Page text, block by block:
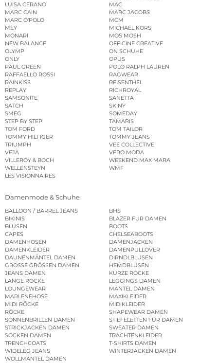
LUISA CERANO
MAC
MARC CAIN
MARC JACOBS
MARC O’POLO
MCM
MEY
MICHAEL KORS
MONARI
MOS MOSH
NEW BALANCE
OFFICINE CREATIVE
OLYMP
ON SCHUHE
ONLY
OPUS
PAUL GREEN
POLO RALPH LAUREN
RAFFAELLO ROSSI
RAGWEAR
RAINKISS
REISENTHEL
REPLAY
RICHROYAL
SAMSONITE
SANETTA
SATCH
SKINY
SMEG
SOMEDAY
STEP BY STEP
TAMARIS
TOM FORD
TOM TAILOR
TOMMY HILFIGER
TOMMY JEANS
TRIUMPH
VEE COLLECTIVE
VEJA
VERO MODA
VILLEROY & BOCH
WEEKEND MAX MARA
WELLENSTEYN
WMF
LES VISIONNAIRES
Damenmode & Schuhe
BALLOON / BARREL JEANS
BHS
BIKINIS
BLAZER FÜR DAMEN
BLUSEN
BOOTS
CAPES
CHELSEABOOTS
DAMENHOSEN
DAMENJACKEN
DAMENKLEIDER
DAMENPULLOVER
DAUNENMÄNTEL DAMEN
DIRNDLBLUSEN
GROSSE GRÖSSEN DAMEN
HEMDBLUSEN
JEANS DAMEN
KURZE RÖCKE
LANGE RÖCKE
LEGGINGS DAMEN
LOUNGEWEAR
MÄNTEL DAMEN
MARLENEHOSE
MAXIKLEIDER
MIDI RÖCKE
MIDIKLEIDER
RÖCKE
SHAPEWEAR DAMEN
SONNENBRILLEN DAMEN
STIEFELETTEN FÜR DAMEN
STRICKJACKEN DAMEN
SWEATER DAMEN
SOCKEN DAMEN
TRACHTENKLEIDER
TRENCHCOATS
T-SHIRTS DAMEN
WIDELEG JEANS
WINTERJACKEN DAMEN
WOLLMÄNTEL DAMEN